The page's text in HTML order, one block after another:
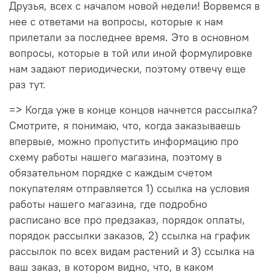
Друзья, всех с началом новой недели! Ворвемся в
нее с ответами на вопросы, которые к нам
прилетали за последнее время. Это в основном
вопросы, которые в той или иной формулировке
нам задают периодически, поэтому отвечу еще
раз тут.
=> Когда уже в конце концов начнется рассылка?
Смотрите, я понимаю, что, когда заказываешь
впервые, можно пропустить информацию про
схему работы нашего магазина, поэтому в
обязательном порядке с каждым счетом
покупателям отправляется 1) ссылка на условия
работы нашего магазина, где подробно
расписано все про предзаказ, порядок оплаты,
порядок рассылки заказов, 2) ссылка на график
рассылок по всех видам растений и 3) ссылка на
ваш заказ, в котором видно, что, в каком